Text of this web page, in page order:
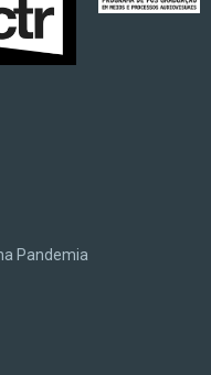
Pandemia